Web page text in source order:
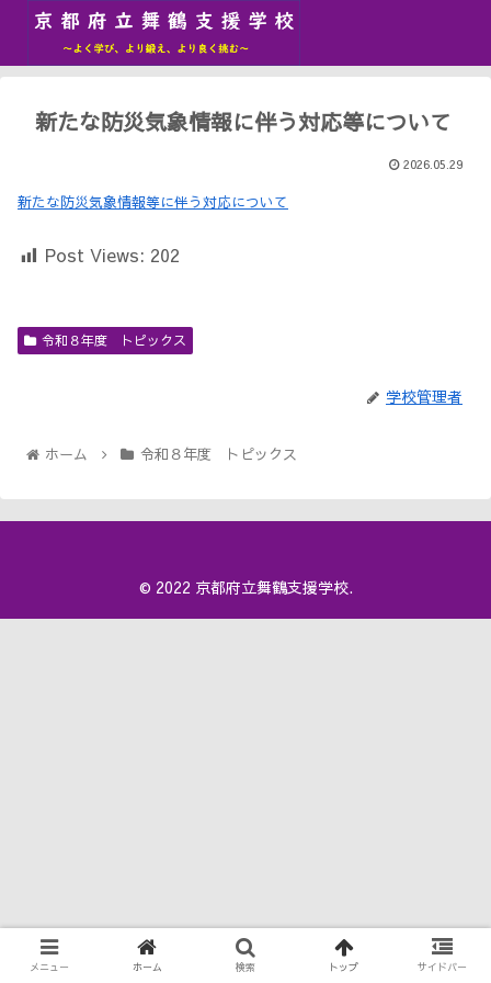
新たな防災気象情報に伴う対応等について
2026.05.29
新たな防災気象情報等に伴う対応について
Post Views: 202
令和８年度 トピックス
学校管理者
ホーム 令和８年度 トピックス
© 2022 京都府立舞鶴支援学校.
メニュー ホーム 検索 トップ サイドバー